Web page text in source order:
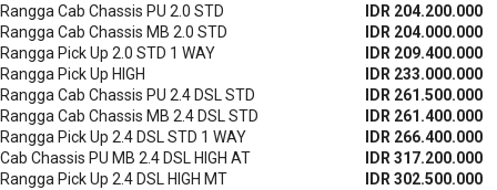
Rangga Cab Chassis PU 2.0 STD
IDR 204.200.000
Rangga Cab Chassis MB 2.0 STD
IDR 204.000.000
Rangga Pick Up 2.0 STD 1 WAY
IDR 209.400.000
Rangga Pick Up HIGH
IDR 233.000.000
Rangga Cab Chassis PU 2.4 DSL STD
IDR 261.500.000
Rangga Cab Chassis MB 2.4 DSL STD
IDR 261.400.000
Rangga Pick Up 2.4 DSL STD 1 WAY
IDR 266.400.000
Cab Chassis PU MB 2.4 DSL HIGH AT
IDR 317.200.000
Rangga Pick Up 2.4 DSL HIGH MT
IDR 302.500.000